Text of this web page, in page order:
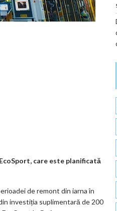
care este planificată
de remont din iarna în
investiția suplimentară de 200